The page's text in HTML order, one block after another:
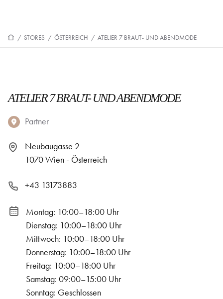
/ STORES / ÖSTERREICH / ATELIER 7 BRAUT- UND ABENDMODE
ATELIER 7 BRAUT- UND ABENDMODE
Partner
Neubaugasse 2
1070 Wien - Österreich
+43 13173883
Montag: 10:00–18:00 Uhr
Dienstag: 10:00–18:00 Uhr
Mittwoch: 10:00–18:00 Uhr
Donnerstag: 10:00–18:00 Uhr
Freitag: 10:00–18:00 Uhr
Samstag: 09:00–15:00 Uhr
Sonntag: Geschlossen